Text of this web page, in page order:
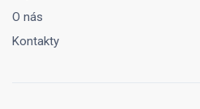
O nás
Kontakty